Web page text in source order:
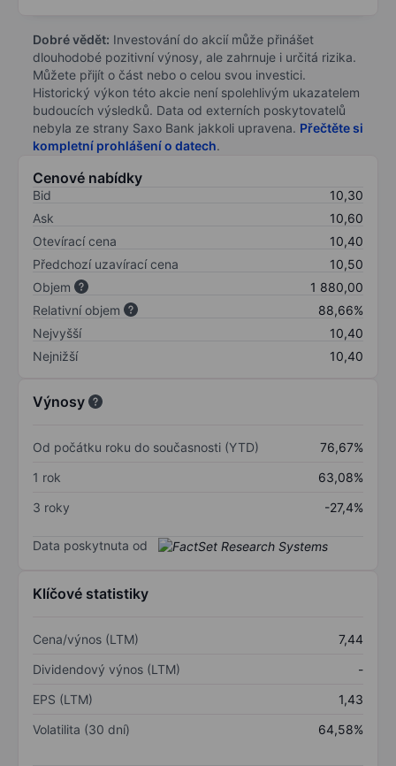
Dobré vědět: Investování do akcií může přinášet
dlouhodobé pozitivní výnosy, ale zahrnuje i určitá rizika.
Můžete přijít o část nebo o celou svou investici.
Historický výkon této akcie není spolehlivým ukazatelem
budoucích výsledků. Data od externích poskytovatelů
nebyla ze strany Saxo Bank jakkoli upravena. Přečtěte si
kompletní prohlášení o datech.
Cenové nabídky
Bid
10,30
Ask
10,60
Otevírací cena
10,40
Předchozí uzavírací cena
10,50
Objem
1 880,00
Relativní objem
88,66%
Nejvyšší
10,40
Nejnižší
10,40
Výnosy
Od počátku roku do současnosti (YTD)
76,67%
1 rok
63,08%
3 roky
-27,4%
Data poskytnuta od
Klíčové statistiky
Cena/výnos (LTM)
7,44
Dividendový výnos (LTM)
-
EPS (LTM)
1,43
Volatilita (30 dní)
64,58%